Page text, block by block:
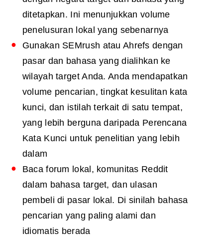
ditetapkan. Ini menunjukkan volume
penelusuran lokal yang sebenarnya
Gunakan SEMrush atau Ahrefs dengan
pasar dan bahasa yang dialihkan ke
wilayah target Anda. Anda mendapatkan
volume pencarian, tingkat kesulitan kata
kunci, dan istilah terkait di satu tempat,
yang lebih berguna daripada Perencana
Kata Kunci untuk penelitian yang lebih
dalam
Baca forum lokal, komunitas Reddit
dalam bahasa target, dan ulasan
pembeli di pasar lokal. Di sinilah bahasa
pencarian yang paling alami dan
idiomatis berada